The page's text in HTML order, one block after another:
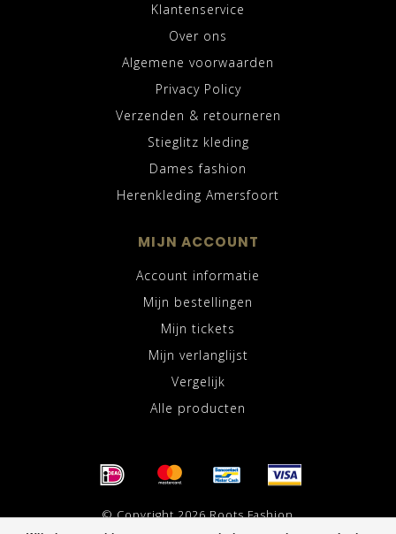
Klantenservice
Over ons
Algemene voorwaarden
Privacy Policy
Verzenden & retourneren
Stieglitz kleding
Dames fashion
Herenkleding Amersfoort
MIJN ACCOUNT
Account informatie
Mijn bestellingen
Mijn tickets
Mijn verlanglijst
Vergelijk
Alle producten
© Copyright 2026 Roots Fashion